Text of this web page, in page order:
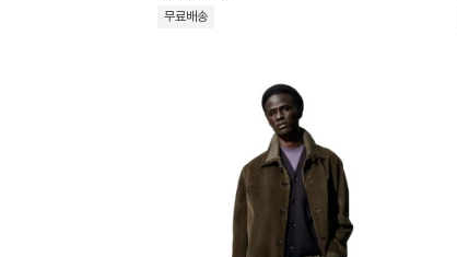
무료배송